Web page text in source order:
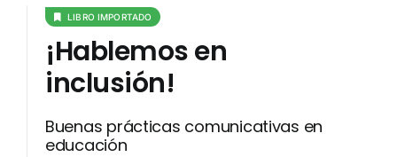
EDITORIALES
CATÁLOGOS
LISTADOS
LIBRO IMPORTADO
¡Hablemos en
inclusión!
Buenas prácticas comunicativas en
educación